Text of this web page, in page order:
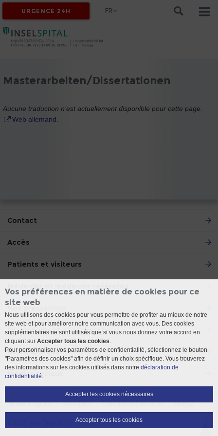
URGENCE 24H FR
Masterarbeiten/Dissertationen
Aucune traduction n’est actuellement disponible pour cette page.
Web allemand.
Contact
Accès
Patients et visiteurs
Médecins et médecins référents
Nos prestations
Enseignement et recherche
Notre Clinique
Médias sociaux
Mentions légales Disclaimer Protection des données Sitemap
Vos préférences en matière de cookies pour ce
site web
Nous utilisons des cookies pour vous permettre de profiter au mieux de notre
site web et pour améliorer notre communication avec vous. Des cookies
supplémentaires ne sont utilisés que si vous nous donnez votre accord en
cliquant sur Accepter tous les cookies.
Pour personnaliser vos paramètres de confidentialité, sélectionnez le bouton
"Paramètres des cookies" afin de définir un choix spécifique. Vous trouverez
des informations sur les cookies utilisés dans notre déclaration de
confidentialité.
Accepter les cookies nécessaires
Accepter tous les cookies